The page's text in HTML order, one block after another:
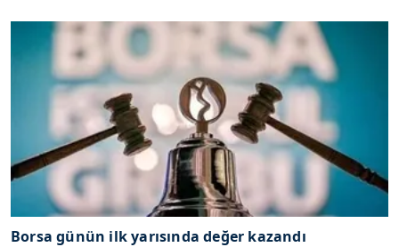
Borsa günün ilk yarısında değer kazandı